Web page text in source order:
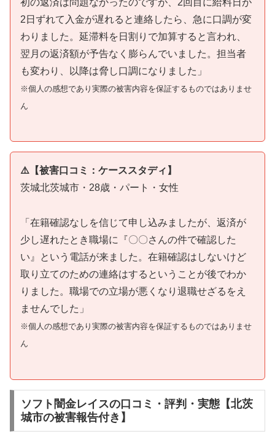
2日ずれて入金が遅れると連絡したら、急に口調が変
わりました。延滞料を日割りで加算すると言われ、
翌月の返済額が予告なく膨らんでいました。担当者
も変わり、以降は脅し口調になりました」
※個人の感想であり実際の被害内容を保証するものではありませ
ん
⚠️【被害口コミ：ケーススタディ】
茨城北茨城市・28歳・パート・女性
「在籍確認なしを信じて申し込みましたが、返済が
少し遅れたとき職場に『〇〇さんの件で確認した
い』という電話が来ました。在籍確認はしないけど
取り立てのための連絡はするということが後でわか
りました。職場での立場が悪くなり退職せざるをえ
ませんでした」
※個人の感想であり実際の被害内容を保証するものではありませ
ん
ソフト闇金レイスの口コミ・評判・実態【北茨
城市の被害報告付き】